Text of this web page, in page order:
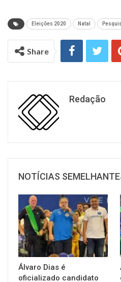
Eleições 2020 Natal
Share
Redação
NOTÍCIAS
Álvaro Dias é
oficializado candidato